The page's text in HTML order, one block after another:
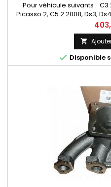
Pour véhicule suivants : C3
Picasso 2, C5 2 2008, Ds3,
5008, 508Pour moteur 1.6L
nous contacter pour
Prix

 Disponible